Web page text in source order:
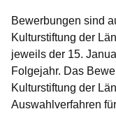
Bewerbungen sind
Kulturstiftung der
jeweils der 15.
Folgejahr. Das
Kulturstiftung der
Auswahlverfahren